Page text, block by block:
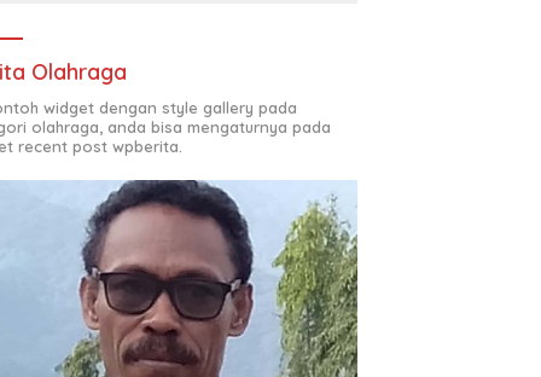
Olahraga
widget dengan style gallery pada
olahraga, anda bisa mengaturnya pada
recent post wpberita.